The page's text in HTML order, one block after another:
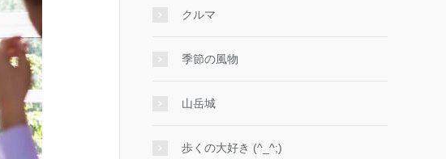
クルマ
季節の風物
山岳城
歩くの大好き (^_^;)